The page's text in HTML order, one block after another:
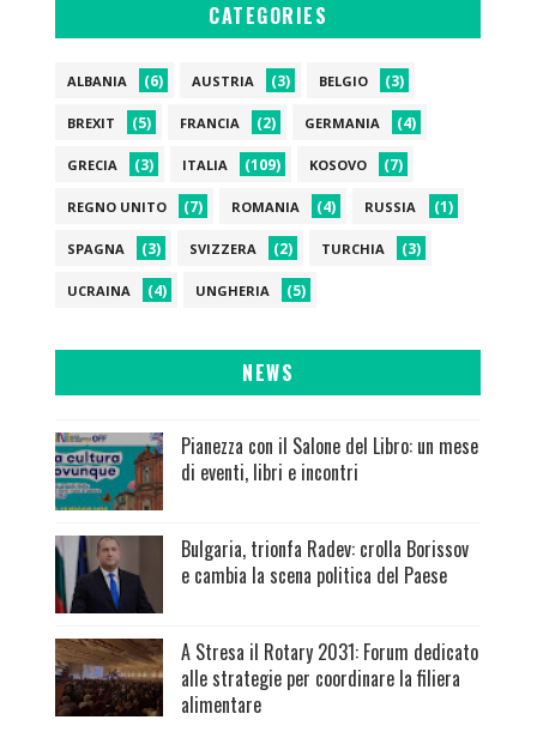
CATEGORIES
ALBANIA (6) AUSTRIA (3) BELGIO (3)
BREXIT (5) FRANCIA (2) GERMANIA (4)
GRECIA (3) ITALIA (109) KOSOVO (7)
REGNO UNITO (7) ROMANIA (4) RUSSIA (1)
SPAGNA (3) SVIZZERA (2) TURCHIA (3)
UCRAINA (4) UNGHERIA (5)
NEWS
Pianezza con il Salone del Libro: un mese
di eventi, libri e incontri
Bulgaria, trionfa Radev: crolla Borissov
e cambia la scena politica del Paese
A Stresa il Rotary 2031: Forum dedicato
alle strategie per coordinare la filiera
alimentare